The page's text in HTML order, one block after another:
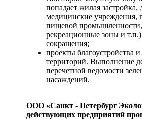
попадает жилая застройка,
медицинские учреждения,
пищевой промышленности,
рекреационные зоны и
сокращения;
проекты благоустройства
территорий. Выполнение
перечетной ведомости
насаждений.
ООО «Санкт - Петербург
действующих предприятий